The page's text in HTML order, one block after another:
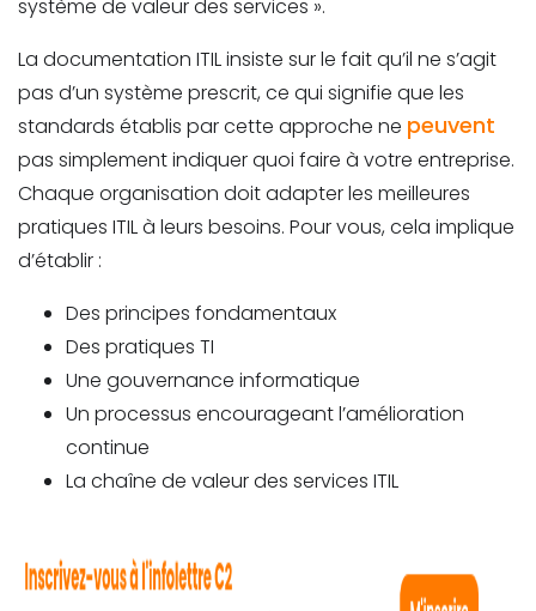
système de valeur des services ».
La documentation ITIL insiste sur le fait qu’il ne s’agit
pas d’un système prescrit, ce qui signifie que les
standards établis par cette approche ne peuvent
pas simplement indiquer quoi faire à votre entreprise.
Chaque organisation doit adapter les meilleures
pratiques ITIL à leurs besoins. Pour vous, cela implique
d’établir :
Des principes fondamentaux
Des pratiques TI
Une gouvernance informatique
Un processus encourageant l’amélioration
continue
La chaîne de valeur des services ITIL